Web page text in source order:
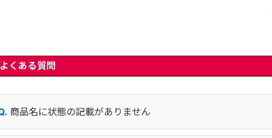
よくある質問
商品名に状態の記載がありません